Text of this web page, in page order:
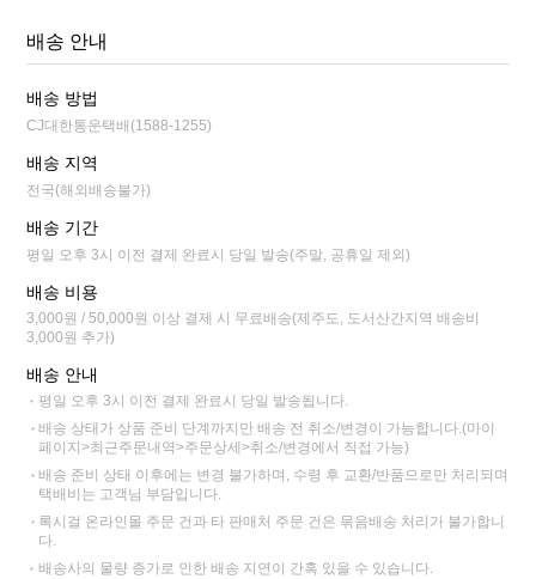
배송 안내
배송 방법
CJ대한통운택배(1588-1255)
배송 지역
전국(해외배송불가)
배송 기간
평일 오후 3시 이전 결제 완료시 당일 발송(주말, 공휴일 제외)
배송 비용
3,000원 / 50,000원 이상 결제 시 무료배송(제주도, 도서산간지역 배송비
3,000원 추가)
배송 안내
평일 오후 3시 이전 결제 완료시 당일 발송됩니다.
배송 상태가 상품 준비 단계까지만 배송 전 취소/변경이 가능합니다.(마이
페이지>최근주문내역>주문상세>취소/변경에서 직접 가능)
배송 준비 상태 이후에는 변경 불가하며, 수령 후 교환/반품으로만 처리되며
택배비는 고객님 부담입니다.
록시걸 온라인몰 주문 건과 타 판매처 주문 건은 묶음배송 처리가 불가합니
다.
배송사의 물량 증가로 인한 배송 지연이 간혹 있을 수 있습니다.